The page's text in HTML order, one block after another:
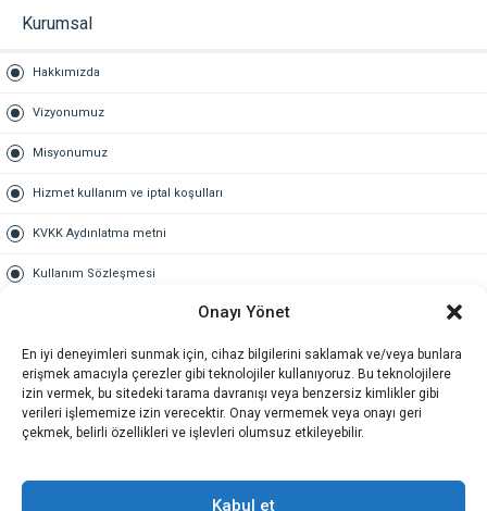
Onayı Yönet
En iyi deneyimleri sunmak için, cihaz bilgilerini saklamak ve/veya bunlara
erişmek amacıyla çerezler gibi teknolojiler kullanıyoruz. Bu teknolojilere
izin vermek, bu sitedeki tarama davranışı veya benzersiz kimlikler gibi
verileri işlememize izin verecektir. Onay vermemek veya onayı geri
çekmek, belirli özellikleri ve işlevleri olumsuz etkileyebilir.
Kabul et
Kurumsal
Hakkımızda
Vizyonumuz
Misyonumuz
Hizmet kullanım ve iptal koşulları
KVKK Aydınlatma metni
Kullanım Sözleşmesi
Gold üyelik nedir
Kariyer